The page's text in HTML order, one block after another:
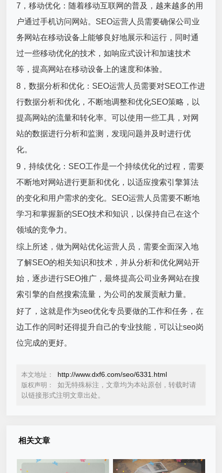
7，移动优化：随着移动互联网的普及，越来越多的用
户通过手机访问网站。SEO运营人员需要确保公司业
务网站在移动设备上能够良好地展示和运行，同时通
过一些移动优化的技术，如响应式设计和加速技术
等，提高网站在移动设备上的速度和体验。
8，数据分析和优化：SEO运营人员需要对SEO工作进
行数据分析和优化，不断地调整和优化SEO策略，以
提高网站的流量和转化率。可以使用一些工具，对网
站的数据进行分析和监测，发现问题并及时进行优
化。
9，持续优化：SEO工作是一个持续优化的过程，需要
不断地对网站进行更新和优化，以适应搜索引擎算法
的变化和用户需求的变化。SEO运营人员需要不断地
学习和掌握新的SEO技术和知识，以保持自己在这个
领域的竞争力。
综上所述，做为网站优化运营人员，需要全面深入地
了解SEO的相关知识和技术，并从分析和优化网站开
始，逐步进行SEO推广，最终提高公司业务网站在搜
索引擎的自然搜索流量，为公司的发展贡献力量。
好了，这就是作为seo优化专员要做的工作和任务，在
边工作的同时还得提升自己的专业技能，可以让seo岗
位完成的更好。
本文地址： http://www.dxf6.com/seo/6331.html
版权声明：
如无特殊标注，文章均为本站原创，转载时请
以链接形式注明文章出处。
相关文章